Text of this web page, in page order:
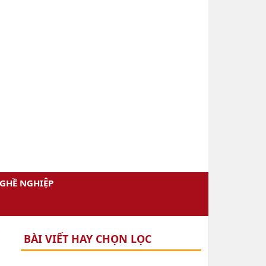
NGHIỆP
BÀI VIẾT HAY CHỌN LỌC